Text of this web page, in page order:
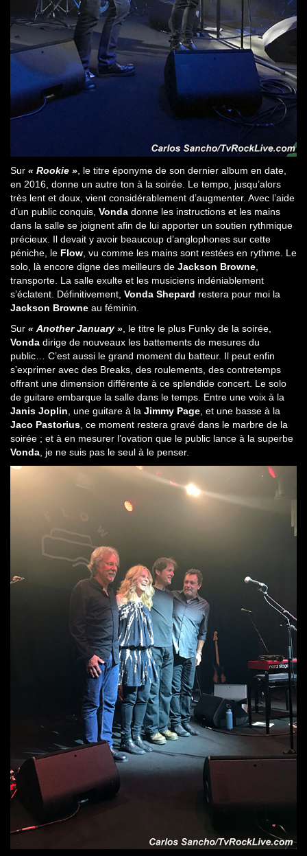
Sur « Rookie », le titre éponyme de son dernier album en date,
en 2016, donne un autre ton à la soirée. Le tempo, jusqu’alors
très lent et doux, vient considérablement d’augmenter. Avec l’aide
d’un public conquis, Vonda donne les instructions et les mains
dans la salle se joignent afin de lui apporter un soutien rythmique
précieux. Il devait y avoir beaucoup d’anglophones sur cette
péniche, le Flow, vu comme les mains sont restées en rythme. Le
solo, là encore digne des meilleurs de Jackson Browne,
transporte. La salle exulte et les musiciens indéniablement
s’éclatent. Définitivement, Vonda Shepard restera pour moi la
Jackson Browne au féminin.
Sur « Another January », le titre le plus Funky de la soirée,
Vonda dirige de nouveaux les battements de mesures du
public… C’est aussi le grand moment du batteur. Il peut enfin
s’exprimer avec des Breaks, des roulements, des contretemps
offrant une dimension différente à ce splendide concert. Le solo
de guitare embarque la salle dans le temps. Entre une voix à la
Janis Joplin, une guitare à la Jimmy Page, et une basse à la
Jaco Pastorius, ce moment restera gravé dans le marbre de la
soirée ; et à en mesurer l’ovation que le public lance à la superbe
Vonda, je ne suis pas le seul à le penser.